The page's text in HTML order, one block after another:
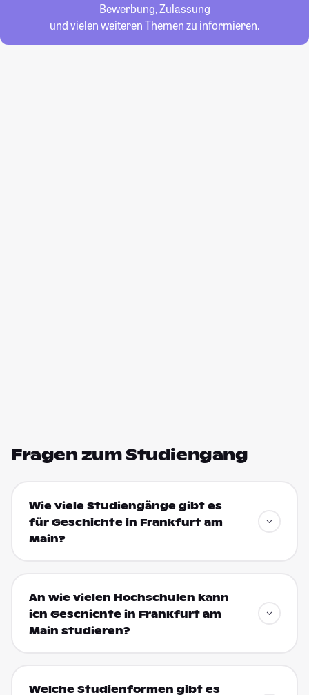
Bewerbung, Zulassung
und vielen weiteren Themen zu informieren.
Fragen zum Studiengang
Wie viele Studiengänge gibt es
für Geschichte in Frankfurt am
Main?
An wie vielen Hochschulen kann
ich Geschichte in Frankfurt am
Main studieren?
Welche Studienformen gibt es